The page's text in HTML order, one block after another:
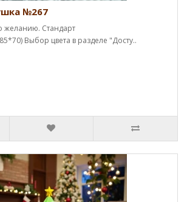
№267
Стандарт
Выбор цвета в разделе "Досту..